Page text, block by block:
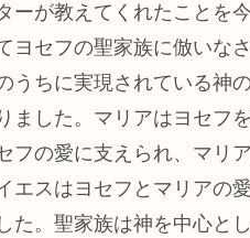
ーが教えてくれたことを
ヨセフの聖家族に倣いな
うちに実現されている神
ました。マリアはヨセフ
フの愛に支えられ、マリ
エスはヨセフとマリアの
た。聖家族は神を中心と